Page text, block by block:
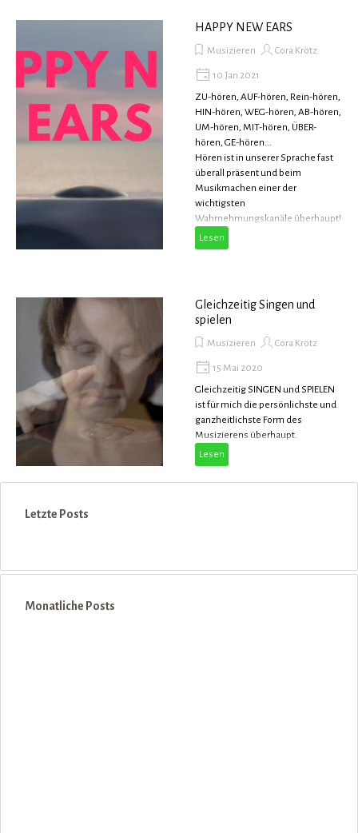
HAPPY NEW EARS
Musizieren Cora Krötz
10 Jan 2021
ZU-hören, AUF-hören, Rein-hören,
HIN-hören, WEG-hören, AB-hören,
UM-hören, MIT-hören, ÜBER-
hören, GE-hören...
Hören ist in unserer Sprache fast
überall präsent und beim
Musikmachen einer der
wichtigsten
Wahrnehmungskanäle überhaupt!
Lesen
Gleichzeitig Singen und
spielen
Musizieren Cora Krötz
15 Mai 2020
Gleichzeitig SINGEN und SPIELEN
ist für mich die persönlichste und
ganzheitlichste Form des
Musizierens überhaupt.
Lesen
Letzte Posts
Monatliche Posts